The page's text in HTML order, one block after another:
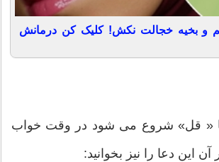
و بخیه خجالت نکش! کلیک کن درمانش
« قل» شروع می شود در وقت خواب
آن این دعا را نیز بخوانید: